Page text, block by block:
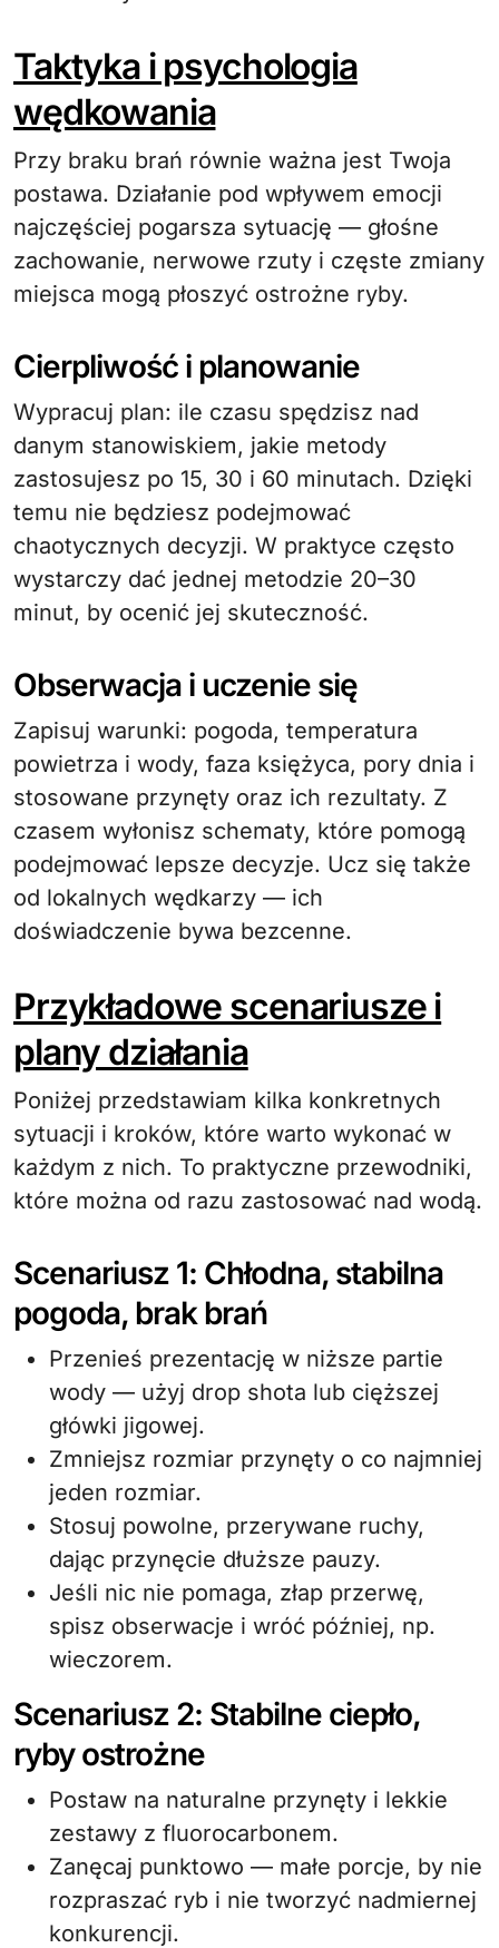
Taktyka i psychologia
wędkowania
Przy braku brań równie ważna jest Twoja
postawa. Działanie pod wpływem emocji
najczęściej pogarsza sytuację — głośne
zachowanie, nerwowe rzuty i częste zmiany
miejsca mogą płoszyć ostrożne ryby.
Cierpliwość i planowanie
Wypracuj plan: ile czasu spędzisz nad
danym stanowiskiem, jakie metody
zastosujesz po 15, 30 i 60 minutach. Dzięki
temu nie będziesz podejmować
chaotycznych decyzji. W praktyce często
wystarczy dać jednej metodzie 20–30
minut, by ocenić jej skuteczność.
Obserwacja i uczenie się
Zapisuj warunki: pogoda, temperatura
powietrza i wody, faza księżyca, pory dnia i
stosowane przynęty oraz ich rezultaty. Z
czasem wyłonisz schematy, które pomogą
podejmować lepsze decyzje. Ucz się także
od lokalnych wędkarzy — ich
doświadczenie bywa bezcenne.
Przykładowe scenariusze i
plany działania
Poniżej przedstawiam kilka konkretnych
sytuacji i kroków, które warto wykonać w
każdym z nich. To praktyczne przewodniki,
które można od razu zastosować nad wodą.
Scenariusz 1: Chłodna, stabilna
pogoda, brak brań
Przenieś prezentację w niższe partie
wody — użyj drop shota lub cięższej
główki jigowej.
Zmniejsz rozmiar przynęty o co najmniej
jeden rozmiar.
Stosuj powolne, przerywane ruchy,
dając przynęcie dłuższe pauzy.
Jeśli nic nie pomaga, złap przerwę,
spisz obserwacje i wróć później, np.
wieczorem.
Scenariusz 2: Stabilne ciepło,
ryby ostrożne
Postaw na naturalne przynęty i lekkie
zestawy z fluorocarbonem.
Zanęcaj punktowo — małe porcje, by nie
rozpraszać ryb i nie tworzyć nadmiernej
konkurencji.